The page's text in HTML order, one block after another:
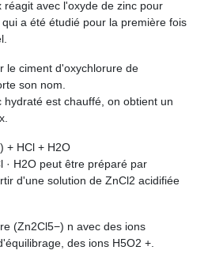
avec l'oxyde de zinc pour
a été étudié pour la première fois
le ciment d'oxychlorure de
son nom.
est chauffé, on obtient un
+ HCl + H2O
· H2O peut être préparé par
d'une solution de ZnCl2 acidifiée
(Zn2Cl5−) n avec des ions
des ions H5O2 +.